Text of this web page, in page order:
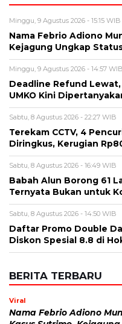
Sabtu, 8 Agustus 2026 - 22:27 WIB
Terekam CCTV, 4
Diringkus, Kerugian
Sabtu, 8 Agustus 2026 - 16:49 WIB
Babah Alun Borong 61
Ternyata Bukan untuk
Sabtu, 8 Agustus 2026 - 14:50 WIB
Daftar Promo Double
Diskon Spesial 8.8 di
BERITA TERBARU
Viral
Nama Febrio Adiono
Kasus Sutrimo,
Status Sebenarnya
Olahraga
Persebaya Juara,
Tak Ikut Pesta dan Kirim
untuk Mendiang Ayah